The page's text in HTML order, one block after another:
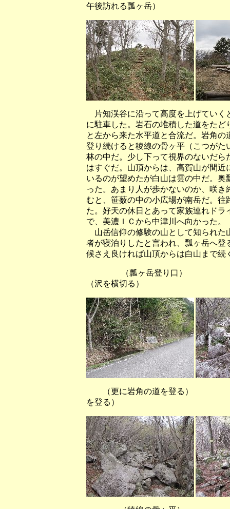
午後訪れる瓢ヶ岳）
片知渓谷に沿って高度を上げていく
に駐車した。岩石の堆積した道をた
と左から来た水平道と合流だ。岩角
登り続けると稜線の骨ヶ平（こつが
林の中だ。少し下って視界のないだ
はすぐだ。山頂からは、高賀山が間
いるのが望めたが白山は雲の中だ。
った。あまり人が歩かないのか、咲
むと、笹薮の中の小広場が南岳だ。
た。好天の休日とあって家族連れド
で、美濃ＩＣから中津川へ向かった。
山岳信仰の修験の山として知られた
者が寝泊りしたと言われ、瓢ヶ岳へ
候さえ良ければ山頂からは白山まで続
（瓢ヶ岳登り口）
（沢を横切る）
（更に岩角の道を登
を登る）